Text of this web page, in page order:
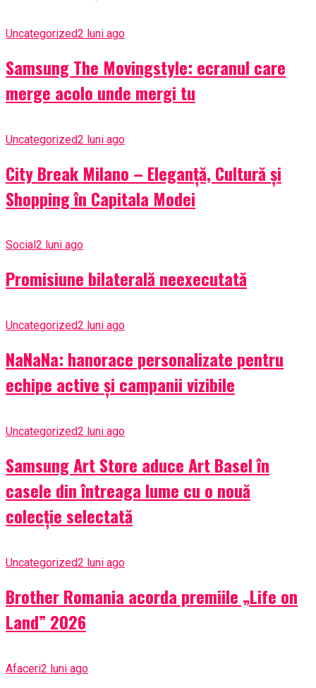
Uncategorized2 luni ago
Samsung The Movingstyle: ecranul care
merge acolo unde mergi tu
Uncategorized2 luni ago
City Break Milano – Eleganță, Cultură și
Shopping în Capitala Modei
Social 2 luni ago
Promisiune bilaterală neexecutată
Uncategorized2 luni ago
NaNaNa: hanorace personalizate pentru
echipe active și campanii vizibile
Uncategorized2 luni ago
Samsung Art Store aduce Art Basel în
casele din întreaga lume cu o nouă
colecție selectată
Uncategorized2 luni ago
Brother Romania acorda premiile „Life on
Land” 2026
Afaceri2 luni ago